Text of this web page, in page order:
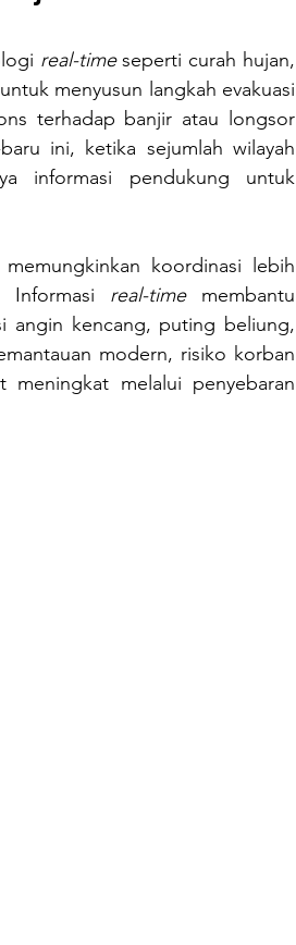
real-time seperti curah hujan,
menyusun langkah evakuasi
terhadap banjir atau longsor
ini, ketika sejumlah wilayah
informasi pendukung untuk
Informasi real-time membantu
angin kencang, puting beliung,
modern, risiko korban
meningkat melalui penyebaran